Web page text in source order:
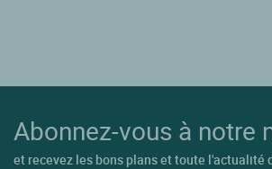
Abonnez-vous à notre
et recevez les bons plans et toute l'actualité